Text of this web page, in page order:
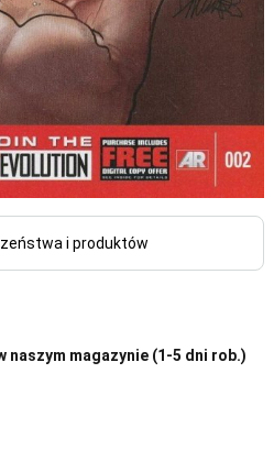
i produktów
naszym magazynie (1-5 dni rob.)